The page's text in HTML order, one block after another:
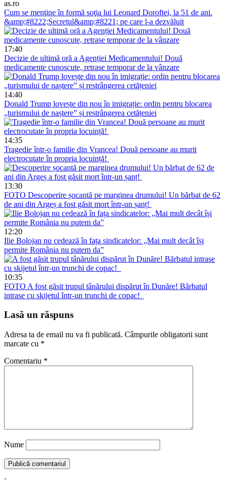
as.ro
Cum se menţine în formă soţia lui Leonard Doroftei, la 51 de ani.
&amp;#8222;Secretul&amp;#8221; pe care l-a dezvăluit
17:40
Decizie de ultimă oră a Agenției Medicamentului! Două
medicamente cunoscute, retrase temporar de la vânzare
14:40
Donald Trump lovește din nou în imigrație: ordin pentru blocarea
„turismului de naștere” și restrângerea cetățeniei
14:35
Tragedie într-o familie din Vrancea! Două persoane au murit
electrocutate în propria locuință!
13:30
FOTO Descoperire șocantă pe marginea drumului! Un bărbat de 62
de ani din Argeș a fost găsit mort într-un șanț!
12:20
Ilie Bolojan nu cedează în fața sindicatelor: „Mai mult decât își
permite România nu putem da”
10:35
FOTO A fost găsit trupul tânărului dispărut în Dunăre! Bărbatul
intrase cu skijetul într-un trunchi de copac!
Lasă un răspuns
Adresa ta de email nu va fi publicată. Câmpurile obligatorii sunt
marcate cu *
Comentariu *
Nume
`